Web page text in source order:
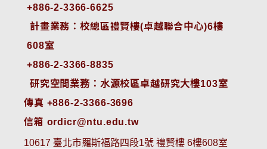
+886-2-3366-6625
計畫業務：校總區禮賢樓(卓越聯合中心)6樓
608室
+886-2-3366-8835
研究空間業務：水源校區卓越研究大樓103室
傳真 +886-2-3366-3696
信箱 ordicr@ntu.edu.tw
10617 臺北市羅斯福路四段1號 禮賢樓 6樓608室